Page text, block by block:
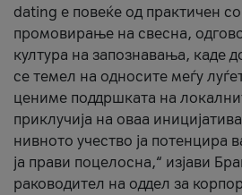
dating е повеќе од практичен
промовирање на свесна,
култура на запознавања, каде
се темел на односите меѓу
цениме поддршката на
приклучија на оваа
нивното учество ја потенцира
ја прави поцелосна,“ изјави
раководител на оддел за